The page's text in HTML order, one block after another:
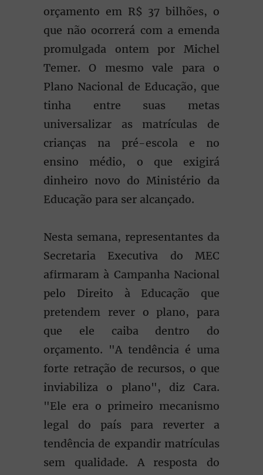
orçamento em R$ 37 bilhões, o
que não ocorrerá com a emenda
promulgada ontem por Michel
Temer. O mesmo vale para o
Plano Nacional de Educação, que
tinha entre suas metas
universalizar as matrículas de
crianças na pré-escola e no
ensino médio, o que exigirá
dinheiro novo do Ministério da
Educação para ser alcançado.
Nesta semana, representantes da
Secretaria Executiva do MEC
afirmaram à Campanha Nacional
pelo Direito à Educação que
pretendem rever o plano, para
que ele caiba dentro do
orçamento. "A tendência é uma
forte retração de recursos, o que
inviabiliza o plano", diz Cara.
"Ele era o primeiro mecanismo
legal do país para reverter a
tendência de expandir matrículas
sem qualidade. A resposta do